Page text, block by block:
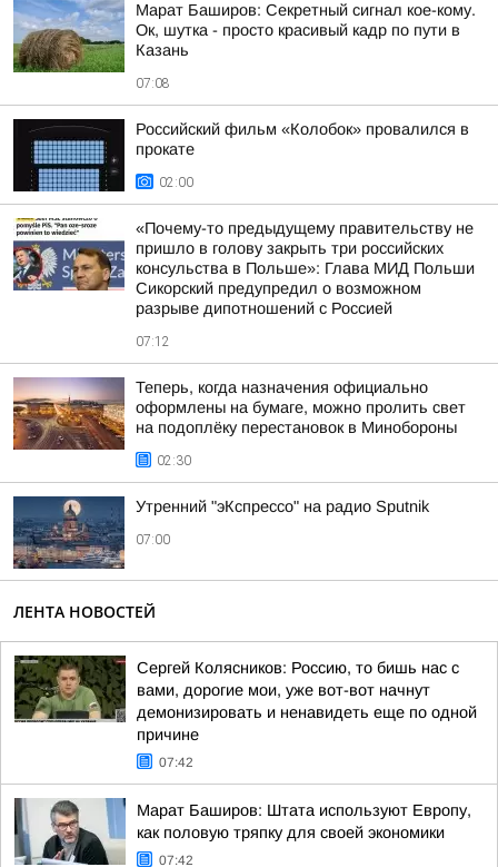
Марат Баширов: Секретный сигнал кое-кому.
Ок, шутка - просто красивый кадр по пути в
Казань
07:08
Российский фильм «Колобок» провалился в
прокате
02:00
«Почему-то предыдущему правительству не
пришло в голову закрыть три российских
консульства в Польше»: Глава МИД Польши
Сикорский предупредил о возможном
разрыве дипотношений с Россией
07:12
Теперь, когда назначения официально
оформлены на бумаге, можно пролить свет
на подоплёку перестановок в Минобороны
02:30
Утренний "эКспрессо" на радио Sputnik
07:00
ЛЕНТА НОВОСТЕЙ
Сергей Колясников: Россию, то бишь нас с
вами, дорогие мои, уже вот-вот начнут
демонизировать и ненавидеть еще по одной
причине
07:42
Марат Баширов: Штата используют Европу,
как половую тряпку для своей экономики
07:42